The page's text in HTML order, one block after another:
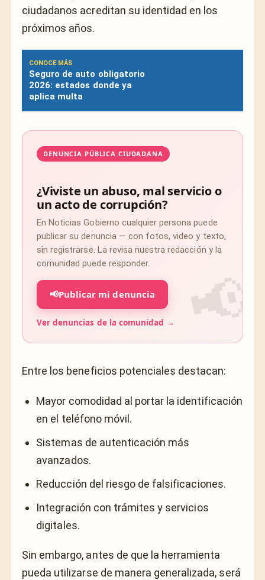
ciudadanos acreditan su identidad en los
próximos años.
CONOCE MÁS
Seguro de auto obligatorio
2026: estados donde ya
aplica multa
DENUNCIA PÚBLICA CIUDADANA
¿Viviste un abuso, mal servicio o
un acto de corrupción?
En Noticias Gobierno cualquier persona puede
publicar su denuncia — con fotos, video y texto,
sin registrarse. La revisa nuestra redacción y la
comunidad puede responder.
📢Publicar mi denuncia
Ver denuncias de la comunidad →
Entre los beneficios potenciales destacan:
Mayor comodidad al portar la identificación
en el teléfono móvil.
Sistemas de autenticación más
avanzados.
Reducción del riesgo de falsificaciones.
Integración con trámites y servicios
digitales.
Sin embargo, antes de que la herramienta
pueda utilizarse de manera generalizada, será